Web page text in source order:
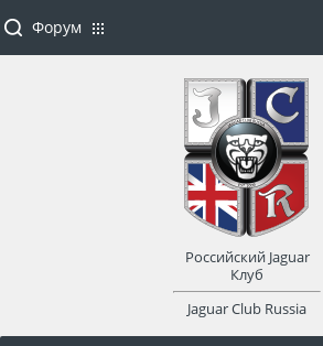
Форум
Российский Jaguar
Клуб
Jaguar Club Russia